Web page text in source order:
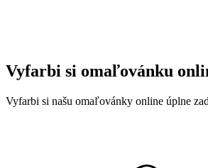
Vyfarbi si omaľovánku
Vyfarbi si našu omaľovánky online úplne